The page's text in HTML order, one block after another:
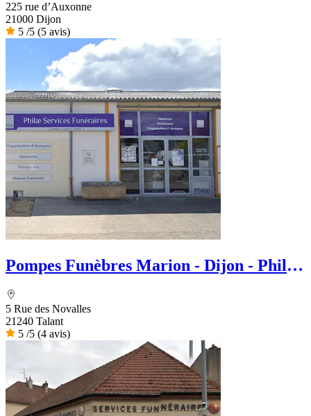
225 rue d’Auxonne
21000 Dijon
5 /5 (5 avis)
Pompes Funèbres Marion - Dijon - Philae
5 Rue des Novalles
21240 Talant
5 /5 (4 avis)